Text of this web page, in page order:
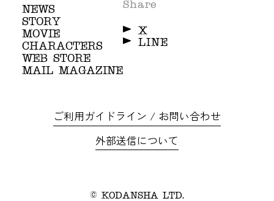
NEWS
STORY
MOVIE
CHARACTERS
WEB STORE
MAIL MAGAZINE
Share
X
LINE
ご利用ガイドライン / お問い合わせ
外部送信について
© KODANSHA LTD.